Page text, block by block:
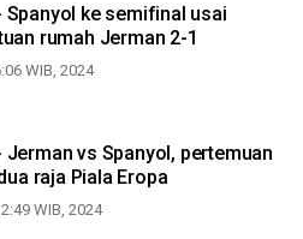
Spanyol ke semifinal usai
rumah Jerman 2-1
WIB, 2024
Jerman vs Spanyol, pertemuan
raja Piala Eropa
WIB, 2024